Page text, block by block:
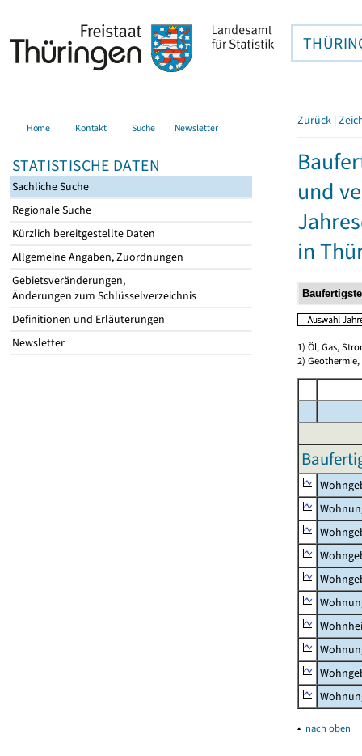
Home Kontakt Suche Newsletter
STATISTISCHE DATEN
Sachliche Suche
Regionale Suche
Kürzlich bereitgestellte Daten
Allgemeine Angaben, Zuordnungen
Gebietsveränderungen,
Änderungen zum Schlüsselverzeichnis
Definitionen und Erläuterungen
Newsletter
Zurück |
und
in
1) Öl, Gas,
2)
▴ nach oben